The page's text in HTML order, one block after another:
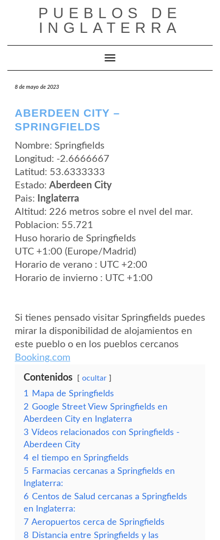
PUEBLOS DE
INGLATERRA
Cambiar modo de navegación
8 de mayo de 2023
ABERDEEN CITY –
SPRINGFIELDS
Nombre: Springfields
Longitud: -2.6666667
Latitud: 53.6333333
Estado: Aberdeen City
Pais:
Inglaterra
Altitud: 226 metros sobre el nvel del mar.
Poblacion: 55.721
Huso horario de Springfields
UTC +1:00 (Europe/Madrid)
Horario de verano : UTC +2:00
Horario de invierno : UTC +1:00
Si tienes pensado visitar Springfields puedes
mirar la disponibilidad de alojamientos en
este pueblo o en los pueblos cercanos
Booking.com
Contenidos ocultar
1
Mapa de Springfields
2 Google Street View Springfields en
Aberdeen City en Inglaterra
3 Vídeos relacionados con Springfields -
Aberdeen City
4 el tiempo en Springfields
5 Farmacias cercanas a Springfields en
Inglaterra:
6 Centos de Salud cercanas a Springfields
en Inglaterra:
7 Aeropuertos cerca de Springfields
8 Distancia entre Springfields y las